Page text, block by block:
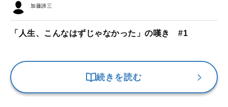
加藤諦三
「人生、こんなはずじゃなかった」の嘆き #1
続きを読む